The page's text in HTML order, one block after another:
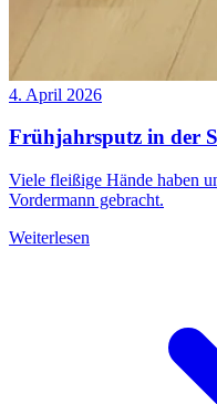
4. April 2026
Frühjahrsputz in der
Viele fleißige Hände haben
Vordermann gebracht.
Weiterlesen